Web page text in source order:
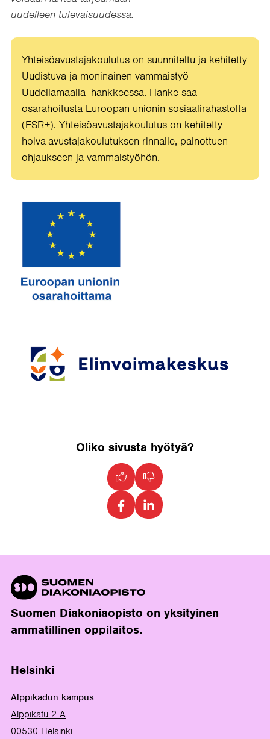
uudelleen tulevaisuudessa.
Yhteisöavustajakoulutus on suunniteltu ja kehitetty
Uudistuva ja moninainen vammaistyö
Uudellamaalla -hankkeessa. Hanke saa
osarahoitusta Euroopan unionin sosiaalirahastolta
(ESR+). Yhteisöavustajakoulutus on kehitetty
hoiva-avustajakoulutuksen rinnalle, painottuen
ohjaukseen ja vammaistyöhön.
Oliko sivusta hyötyä?
Suomen Diakoniaopisto on yksityinen
ammatillinen oppilaitos.
Helsinki
Alppikadun kampus
Alppikatu 2 A
00530 Helsinki